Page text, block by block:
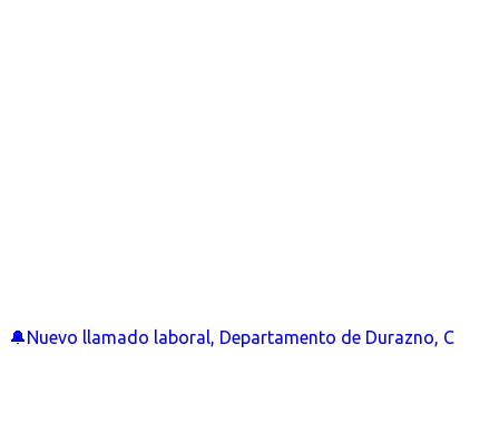
🔔Nuevo llamado laboral, Departamento de Durazno, C